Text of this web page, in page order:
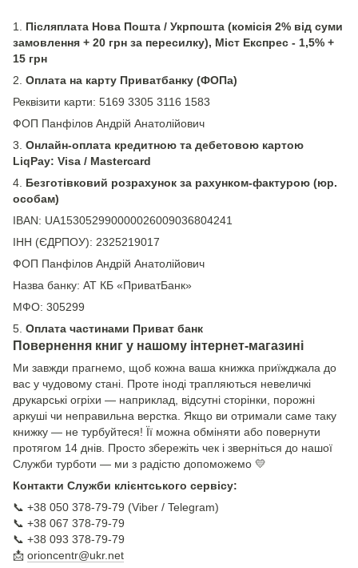
1. Післяплата Нова Пошта / Укрпошта (комісія 2% від суми
замовлення + 20 грн за пересилку), Міст Експрес - 1,5% +
15 грн
2. Оплата на карту Приватбанку (ФОПа)
Реквізити карти: 5169 3305 3116 1583
ФОП Панфілов Андрій Анатолійович
3. Онлайн-оплата кредитною та дебетовою картою
LiqPay: Visa / Mastercard
4. Безготівковий розрахунок за рахунком-фактурою (юр.
особам)
IBAN: UA153052990000026009036804241
ІНН (ЄДРПОУ): 2325219017
ФОП Панфілов Андрій Анатолійович
Назва банку: АТ КБ «ПриватБанк»
МФО: 305299
5. Оплата частинами Приват банк
Повернення книг у нашому інтернет-магазині
Ми завжди прагнемо, щоб кожна ваша книжка приїжджала до
вас у чудовому стані. Проте іноді трапляються невеличкі
друкарські огріхи — наприклад, відсутні сторінки, порожні
аркуші чи неправильна верстка. Якщо ви отримали саме таку
книжку — не турбуйтеся! Її можна обміняти або повернути
протягом 14 днів. Просто збережіть чек і зверніться до нашої
Служби турботи — ми з радістю допоможемо 💛
Контакти Служби клієнтського сервісу:
📞 +38 050 378-79-79 (Viber / Telegram)
📞 +38 067 378-79-79
📞 +38 093 378-79-79
📩 orioncentr@ukr.net